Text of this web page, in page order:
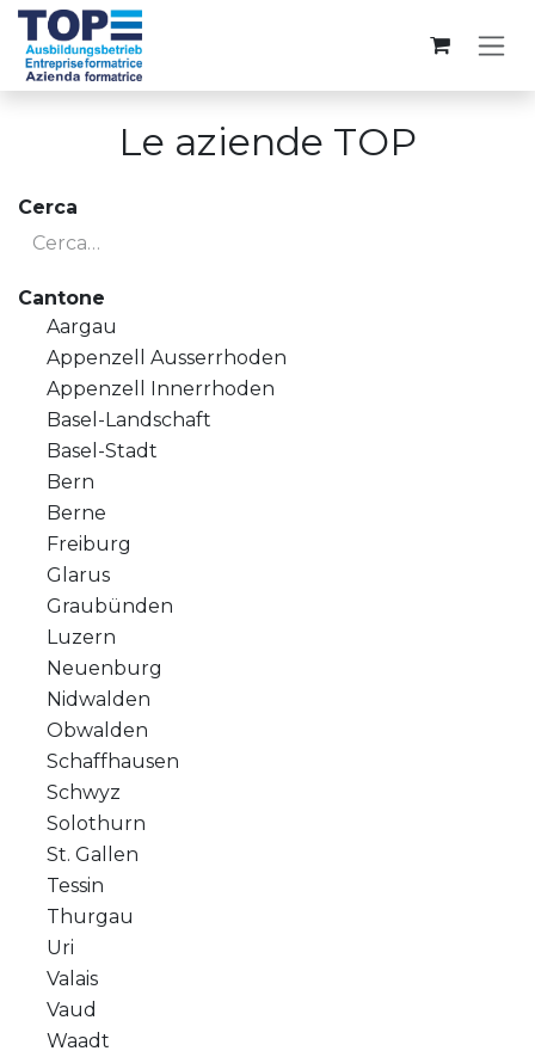
Passa al contenuto
Le aziende TOP
Cerca
Cantone
Aargau
Appenzell Ausserrhoden
Appenzell Innerrhoden
Basel-Landschaft
Basel-Stadt
Bern
Berne
Freiburg
Glarus
Graubünden
Luzern
Neuenburg
Nidwalden
Obwalden
Schaffhausen
Schwyz
Solothurn
St. Gallen
Tessin
Thurgau
Uri
Valais
Vaud
Waadt